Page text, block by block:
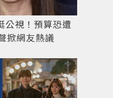
公視！預算恐遭
掀網友熱議